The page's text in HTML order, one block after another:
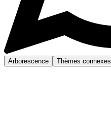
Arborescence Thèmes connexes